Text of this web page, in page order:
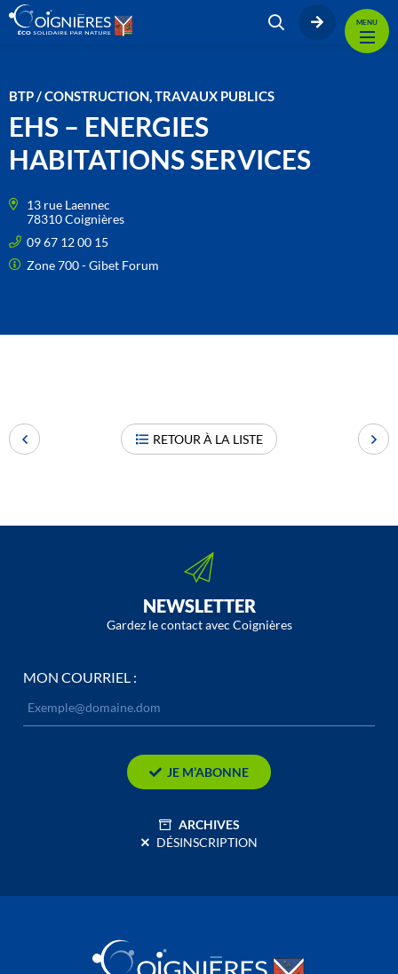
MENU
BTP / CONSTRUCTION, TRAVAUX PUBLICS
EHS – ENERGIES
HABITATIONS SERVICES
13 rue Laennec
78310 Coignières
09 67 12 00 15
Zone 700 - Gibet Forum
RETOUR À LA LISTE
NEWSLETTER
Gardez le contact avec Coignières
MON COURRIEL :
JE M’ABONNE
ARCHIVES
DÉSINSCRIPTION